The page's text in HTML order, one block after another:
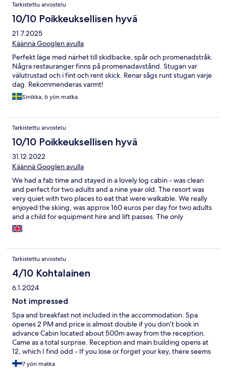
Tarkistettu arvostelu
10/10 Poikkeuksellisen hyvä
21.7.2025
Käännä Googlen avulla
Perfekt läge med närhet till skidbacke, spår och promenadstråk.
Några restauranger finns på promenadavstånd. Stugan var
välutrustad och i fint och rent skick. Renar sågs runt stugan varje
dag. Rekommenderas varmt!
Sinikka, 6 yön matka
Tarkistettu arvostelu
10/10 Poikkeuksellisen hyvä
31.12.2022
Käännä Googlen avulla
We had a fab time and stayed in a lovely log cabin - was clean
and perfect for two adults and a nine year old. The resort was
very quiet with two places to eat that were walkable. We really
enjoyed the skiing, was approx 160 euros per day for two adults
and a child for equipment hire and lift passes. The only
downside was that the pool and gym were quite expensive to
use - 45 euros for three people to swim and 6 euros to use the
car - there is only a tiny shop on site and was no milk while we
were there. Also arrange transport before you get there! We
were stung with taxis' that cost 630 euros in total to get to and
from the airport
Tarkistettu arvostelu
4/10 Kohtalainen
6.1.2024
Not impressed
Spa and breakfast not included in the accommodation. Spa
openes 2 PM and price is almost double if you don’t book in
advance Cabin located about 500m away from the reception.
Came as a total surprise. Reception and main building opens at
12, which I find odd - If you lose or forget your key, there seems
to be no one help you out. Our cabin didn’t have a washing
machine, although it was mentioned in Hotels.com as washing
7 yön matka